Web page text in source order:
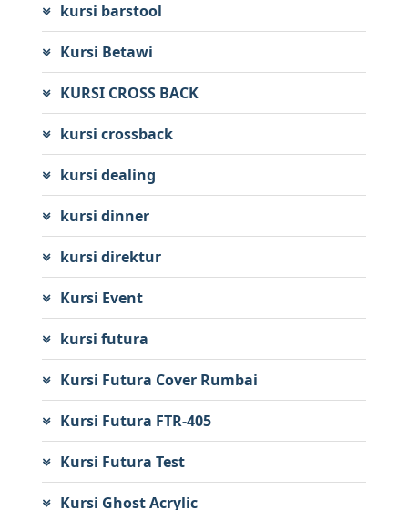
kursi barstool
Kursi Betawi
KURSI CROSS BACK
kursi crossback
kursi dealing
kursi dinner
kursi direktur
Kursi Event
kursi futura
Kursi Futura Cover Rumbai
Kursi Futura FTR-405
Kursi Futura Test
Kursi Ghost Acrylic